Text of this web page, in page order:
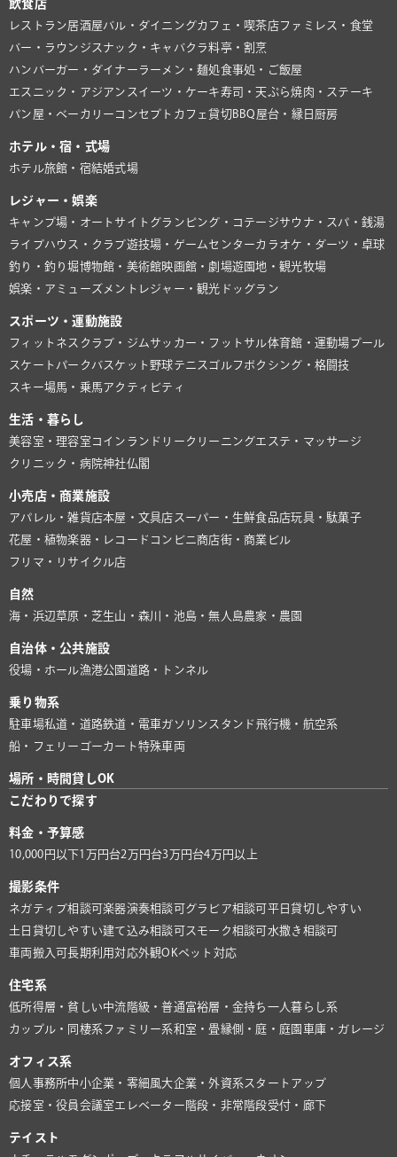
飲食店
レストラン居酒屋バル・ダイニングカフェ・喫茶店ファミレス・食堂
バー・ラウンジ スナック・キャバクラ料亭・割烹
ハンバーガー・ダイナーラーメン・麺処食事処・ご飯屋
エスニック・アジアン スイーツ・ケーキ寿司・天ぷら焼肉・ステーキ
パン屋・ベーカリー コンセプトカフェ貸切BBQ 屋台・縁日 厨房
ホテル・宿・式場
ホテル旅館・宿結婚式場
レジャー・娯楽
キャンプ場・オートサイト グランピング・コテージサウナ・スパ・銭湯
ライブハウス・クラブ遊技場・ゲームセンターカラオケ・ダーツ・卓球
釣り・釣り堀博物館・美術館映画館・劇場遊園地・観光牧場
娯楽・アミューズメント レジャー・観光 ドッグラン
スポーツ・運動施設
フィットネスクラブ・ジム サッカー・フットサル体育館・運動場プール
スケートパーク バスケット 野球テニス ゴルフ ボクシング・格闘技
スキー場馬・乗馬アクティビティ
生活・暮らし
美容室・理容室 コインランドリー クリーニングエステ・マッサージ
クリニック・病院神社仏閣
小売店・商業施設
アパレル・雑貨店本屋・文具店 スーパー・生鮮食品店玩具・駄菓子
花屋・植物楽器・レコード コンビニ商店街・商業ビル
フリマ・リサイクル店
自然
海・浜辺 草原・芝生山・森川・池島・無人島農家・農園
自治体・公共施設
役場・ホール漁港公園 道路・トンネル
乗り物系
駐車場私道・道路鉄道・電車 ガソリンスタンド 飛行機・航空系
船・フェリー ゴーカート特殊車両
場所・時間貸しOK
こだわりで探す
料金・予算感
10,000円以下1万円台2万円台3万円台4万円以上
撮影条件
ネガティブ相談可楽器演奏相談可 グラビア相談可 平日貸切しやすい
土日貸切しやすい建て込み相談可 スモーク相談可 水撒き相談可
車両搬入可長期利用対応外観OKペット対応
住宅系
低所得層・貧しい中流階級・普通富裕層・金持ち 一人暮らし系
カップル・同棲系ファミリー系和室・畳縁側・庭・庭園 車庫・ガレージ
オフィス系
個人事務所中小企業・零細風大企業・外資系スタートアップ
応接室・役員会議室 エレベーター 階段・非常階段受付・廊下
テイスト